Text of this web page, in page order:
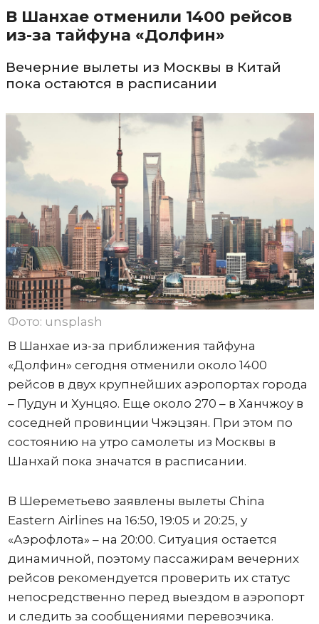
В Шанхае отменили 1400 рейсов
из-за тайфуна «Долфин»
Вечерние вылеты из Москвы в Китай
пока остаются в расписании
Фото: unsplash
В Шанхае из-за приближения тайфуна
«Долфин» сегодня отменили около 1400
рейсов в двух крупнейших аэропортах города
– Пудун и Хунцяо. Еще около 270 – в Ханчжоу в
соседней провинции Чжэцзян. При этом по
состоянию на утро самолеты из Москвы в
Шанхай пока значатся в расписании.
В Шереметьево заявлены вылеты China
Eastern Airlines на 16:50, 19:05 и 20:25, у
«Аэрофлота» – на 20:00. Ситуация остается
динамичной, поэтому пассажирам вечерних
рейсов рекомендуется проверить их статус
непосредственно перед выездом в аэропорт
и следить за сообщениями перевозчика.